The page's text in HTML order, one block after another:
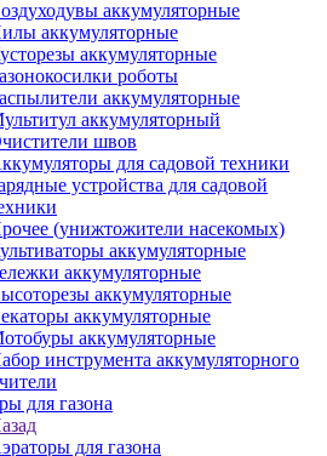
аккумуляторные
аккумуляторные
аккумуляторные
роботы
аккумуляторные
аккумуляторный
швов
для садовой техники
устройства для садовой
(унижтожители насекомых)
аккумуляторные
аккумуляторные
аккумуляторные
аккумуляторные
аккумуляторные
инструмента аккумуляторного
для газона
для газона